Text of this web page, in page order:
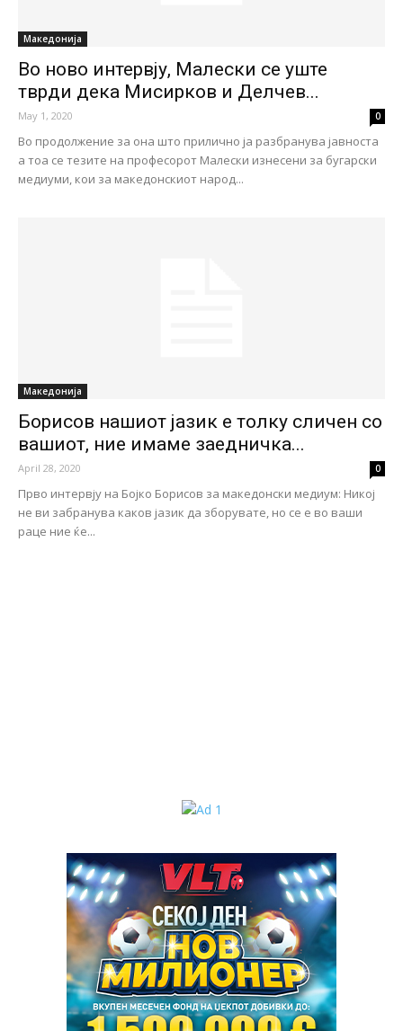
Македонија
Во ново интервју, Малески се уште
тврди дека Мисирков и Делчев...
May 1, 2020 0
Во продолжение за она што прилично ја разбранува јавноста
а тоа се тезите на професорот Малески изнесени за бугарски
медиуми, кои за македонскиот народ...
Македонија
Борисов нашиот јазик е толку сличен со
вашиот, ние имаме заедничка...
April 28, 2020 0
Прво интервју на Бојко Борисов за македонски медиум: Никој
не ви забранува каков јазик да зборувате, но се е во ваши
раце ние ќе...